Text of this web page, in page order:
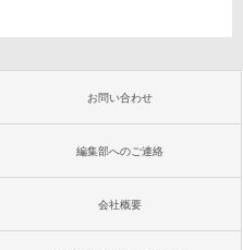
お問い合わせ
編集部へのご連絡
会社概要